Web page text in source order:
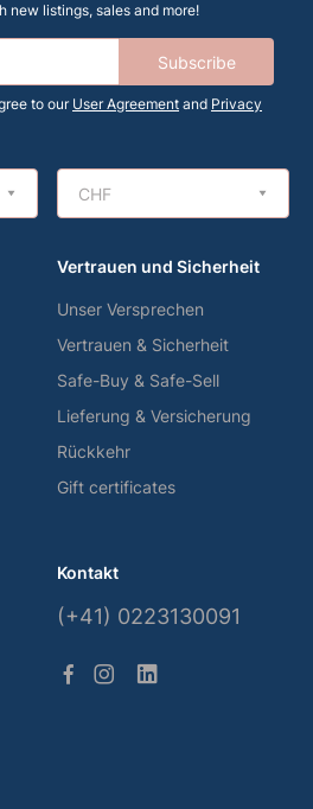
new listings, sales and more!
Subscribe
to our User Agreement and Privacy
CHF
Vertrauen und Sicherheit
Unser Versprechen
Vertrauen & Sicherheit
Safe-Buy & Safe-Sell
Lieferung & Versicherung
Rückkehr
Gift certificates
Kontakt
(+41) 0223130091